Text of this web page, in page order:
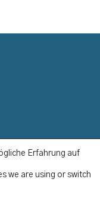
Erfahrung auf
we are using or switch